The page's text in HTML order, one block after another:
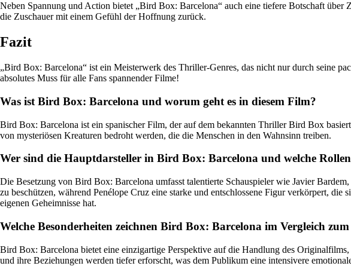
Neben Spannung und Action bietet „Bird Box: Barcelona“ auch eine tiefere Botschaft
die Zuschauer mit einem Gefühl der Hoffnung zurück.
Fazit
„Bird Box: Barcelona“ ist ein Meisterwerk des Thriller-Genres, das nicht nur durch seine
absolutes Muss für alle Fans spannender Filme!
Was ist Bird Box: Barcelona und worum geht es in diesem Film?
Bird Box: Barcelona ist ein spanischer Film, der auf dem bekannten Thriller Bird Box
von mysteriösen Kreaturen bedroht werden, die die Menschen in den Wahnsinn treiben.
Wer sind die Hauptdarsteller in Bird Box: Barcelona und welche Rollen
Die Besetzung von Bird Box: Barcelona umfasst talentierte Schauspieler wie Javier
zu beschützen, während Penélope Cruz eine starke und entschlossene Figur verkörpert,
eigenen Geheimnisse hat.
Welche Besonderheiten zeichnen Bird Box: Barcelona im Vergleich
Bird Box: Barcelona bietet eine einzigartige Perspektive auf die Handlung des
und ihre Beziehungen werden tiefer erforscht, was dem Publikum eine intensivere